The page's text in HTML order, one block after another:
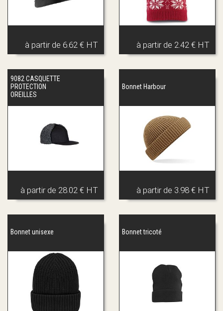
à partir de 6.62 € HT à partir de 2.42 € HT
9082 CASQUETTE
PROTECTION
OREILLES
à partir de 28.02 € HT
Bonnet Harbour
à partir de 3.98 € HT
Bonnet unisexe Bonnet tricoté